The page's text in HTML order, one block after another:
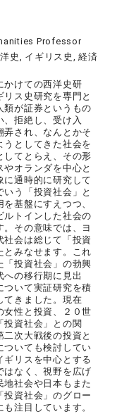
Professor
史, イギリス史, 経済
かけての西洋史研
リス史研究を専門と
類が証券というもの
、拒絶し、受け入
弄され、なんとかそ
うとしてきた社会を
してとらえ、その形
やオランダを中心と
に通時的に研究して
いう「投資社会」と
基盤にすえつつ、
ルトインした社会の
。その意味では、ヨ
社会は総じて「投資
とみなせます。これ
「投資社会」の勃興
への移行期に見出
ついて実証研究を積
てきました。現在
女性と投資、２０世
投資社会」との関
二次大戦後の投資と
ついても検討してい
ギリスを中心とする
はなく、視野を広げ
地社会や日本もまた
投資社会」のグロー
注目しています。